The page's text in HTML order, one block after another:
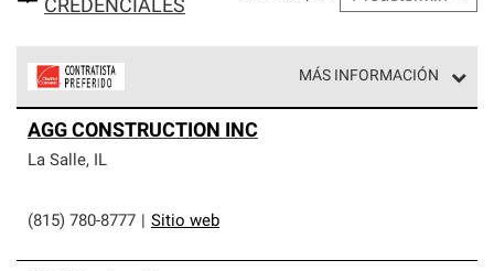
CREDENCIALES
MÁS INFORMACIÓN
parte de una red exclusiva de profesionales de techos
que cumplen con altos estándares y requisitos estrictos
AGG CONSTRUCTION INC
La Salle, IL
(815) 780-8777 Sitio web